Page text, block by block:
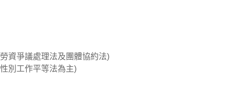
資爭議處理法及團體協約法)
別工作平等法為主)